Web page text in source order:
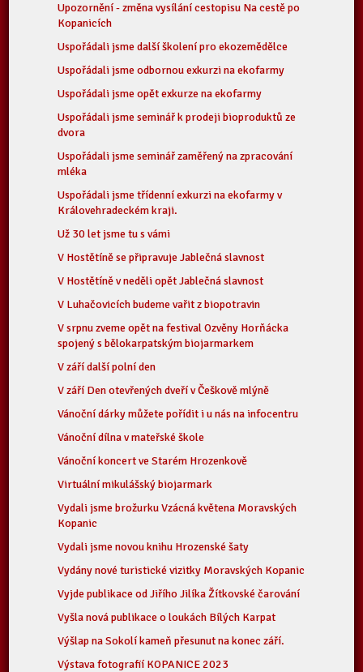
Upozornění - změna vysílání cestopisu Na cestě po
Kopanicích
Uspořádali jsme další školení pro ekozemědělce
Uspořádali jsme odbornou exkurzi na ekofarmy
Uspořádali jsme opět exkurze na ekofarmy
Uspořádali jsme seminář k prodeji bioproduktů ze
dvora
Uspořádali jsme seminář zaměřený na zpracování
mléka
Uspořádali jsme třídenní exkurzi na ekofarmy v
Královehradeckém kraji.
Už 30 let jsme tu s vámi
V Hostětíně se připravuje Jablečná slavnost
V Hostětíně v neděli opět Jablečná slavnost
V Luhačovicích budeme vařit z biopotravin
V srpnu zveme opět na festival Ozvěny Horňácka
spojený s bělokarpatským biojarmarkem
V září další polní den
V září Den otevřených dveří v Češkově mlýně
Vánoční dárky můžete pořídit i u nás na infocentru
Vánoční dílna v mateřské škole
Vánoční koncert ve Starém Hrozenkově
Virtuální mikulášský biojarmark
Vydali jsme brožurku Vzácná květena Moravských
Kopanic
Vydali jsme novou knihu Hrozenské šaty
Vydány nové turistické vizitky Moravských Kopanic
Vyjde publikace od Jiřího Jilíka Žítkovské čarování
Vyšla nová publikace o loukách Bílých Karpat
Výšlap na Sokolí kameň přesunut na konec září.
Výstava fotografií KOPANICE 2023